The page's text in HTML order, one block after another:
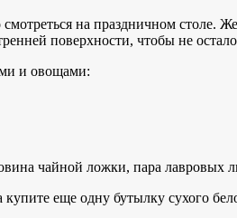
смотреться на праздничном
поверхности, чтобы не
и овощами:
чайной ложки, пара лавровых
еще одну бутылку сухого